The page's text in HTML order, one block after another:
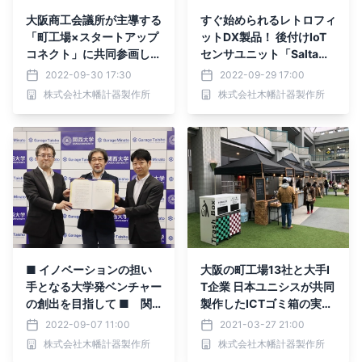
大阪商工会議所が主導する
「町工場×スタートアップ
コネクト」に共同参画し協
業で社会課題に挑む。
2022-09-30 17:30
株式会社木幡計器製作所
すぐ始められるレトロフィ
ットDX製品！ 後付けIoT
センサユニット「Salta
®」に監視用PCアプリ「D
esktop Salta®」を無償付
属し本格販売開始。
2022-09-29 17:00
株式会社木幡計器製作所
■ イノベーションの担い
手となる大学発ベンチャー
の創出を目指して ■ 関
西大学イノベーション創生
センターと Garage Minat
o、Garage Taishoが三者
2022-09-07 11:00
株式会社木幡計器製作所
大阪の町工場13社と大手I
T企業 日本ユニシスが共同
製作したICTゴミ箱の実証
実験を弁天町で実施
2021-03-27 21:00
株式会社木幡計器製作所